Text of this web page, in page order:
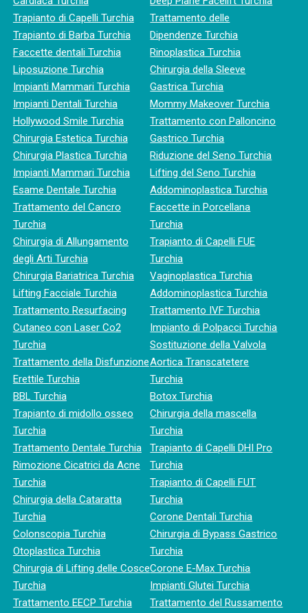
Trapianto di Capelli Turchia
Trapianto di Barba Turchia
Faccette dentali Turchia
Liposuzione Turchia
Impianti Mammari Turchia
Impianti Dentali Turchia
Hollywood Smile Turchia
Chirurgia Estetica Turchia
Chirurgia Plastica Turchia
Impianti Mammari Turchia
Esame Dentale Turchia
Trattamento del Cancro
Turchia
Chirurgia di Allungamento
degli Arti Turchia
Chirurgia Bariatrica Turchia
Lifting Facciale Turchia
Trattamento Resurfacing
Cutaneo con Laser Co2
Turchia
Trattamento della Disfunzione
Erettile Turchia
BBL Turchia
Trapianto di midollo osseo
Turchia
Trattamento Dentale Turchia
Rimozione Cicatrici da Acne
Turchia
Chirurgia della Cataratta
Turchia
Colonscopia Turchia
Otoplastica Turchia
Chirurgia di Lifting delle Cosce
Turchia
Trattamento EECP Turchia
Trattamento delle
Dipendenze Turchia
Rinoplastica Turchia
Chirurgia della Sleeve
Gastrica Turchia
Mommy Makeover Turchia
Trattamento con Palloncino
Gastrico Turchia
Riduzione del Seno Turchia
Lifting del Seno Turchia
Addominoplastica Turchia
Faccette in Porcellana
Turchia
Trapianto di Capelli FUE
Turchia
Vaginoplastica Turchia
Addominoplastica Turchia
Trattamento IVF Turchia
Impianto di Polpacci Turchia
Sostituzione della Valvola
Aortica Transcatetere
Turchia
Botox Turchia
Chirurgia della mascella
Turchia
Trapianto di Capelli DHI Pro
Turchia
Trapianto di Capelli FUT
Turchia
Corone Dentali Turchia
Chirurgia di Bypass Gastrico
Turchia
Corone E-Max Turchia
Impianti Glutei Turchia
Trattamento del Russamento